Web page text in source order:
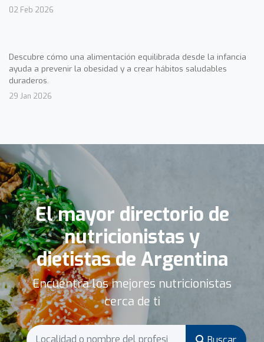
02 Feb 2026
Descubre cómo una alimentación equilibrada desde la infancia
ayuda a prevenir la obesidad y a crear hábitos saludables
duraderos.
29 Jan 2026
El mayor directorio de
nutricionistas y
dietistas de Argentina
Encuentra los mejores nutricionistas
cerca de ti